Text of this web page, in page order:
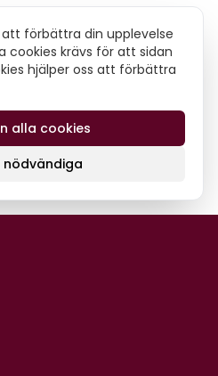
förbättra din upplevelse
cookies krävs för att sidan
hjälper oss att förbättra
nödvändiga
alla cookies